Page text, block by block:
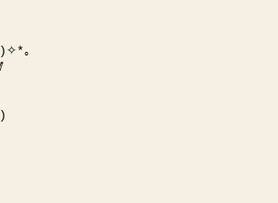
｡